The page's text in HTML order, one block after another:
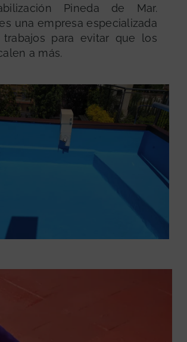
Pineda de Mar.
una empresa especializada
para evitar que los
a más.